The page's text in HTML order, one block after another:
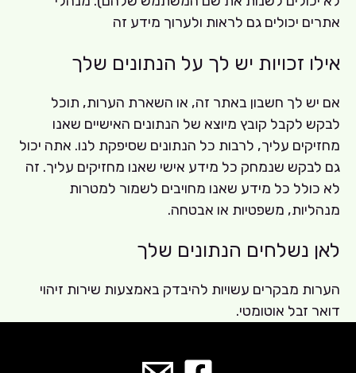
אתרים יכולים גם לראות ולערוך מידע זה
אילו זכויות יש לך על הנתונים שלך
אם יש לך חשבון באתר זה, או השארת הערות, תוכל
לבקש לקבל קובץ מיוצא של הנתונים האישיים שאנו
מחזיקים עליך, לרבות כל הנתונים שסיפקת לנו. אתה יכול
גם לבקש שנמחק כל מידע אישי שאנו מחזיקים עליך. זה
לא כולל כל מידע שאנו מחויבים לשמור למטרות
מנהליות, משפטיות או אבטחה.
לאן נשלחים הנתונים שלך
הערות מבקרים עשויות להיבדק באמצעות שירות זיהוי
דואר זבל אוטומטי.